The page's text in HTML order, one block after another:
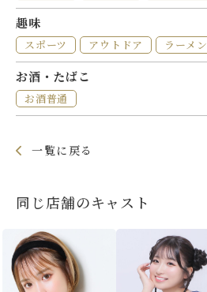
趣味
スポーツ アウトドア ラーメン
お酒・たばこ
お酒普通
一覧に戻る
同じ店舗のキャスト